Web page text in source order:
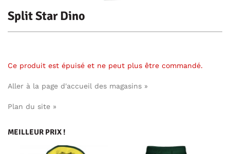
Split Star Dino
Ce produit est épuisé et ne peut plus être commandé.
Aller à la page d'accueil des magasins »
Plan du site »
MEILLEUR PRIX !